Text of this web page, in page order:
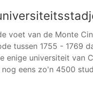
voet van de Monte
tussen 1755 - 1769
enige universiteit van
eens zo'n 4500